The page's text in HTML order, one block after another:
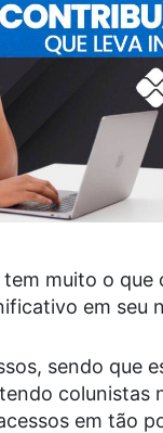
muito o
em seu
sendo que
colunistas
em tão